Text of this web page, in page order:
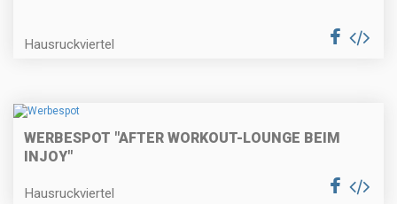
Hausruckviertel
WERBESPOT "AFTER WORKOUT-LOUNGE BEIM
INJOY"
Hausruckviertel